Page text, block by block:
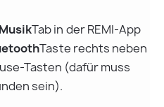
MusikTab in der REMI-App
Taste rechts neben
Tasten (dafür muss
sein).